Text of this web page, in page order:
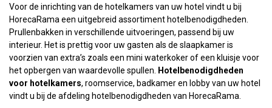
Voor de inrichting van de hotelkamers van uw hotel vindt u bij
HorecaRama een uitgebreid assortiment hotelbenodigdheden.
Prullenbakken in verschillende uitvoeringen, passend bij uw
interieur. Het is prettig voor uw gasten als de slaapkamer is
voorzien van extra’s zoals een mini waterkoker of een kluisje voor
het opbergen van waardevolle spullen.
Hotelbenodigdheden
voor hotelkamers, roomservice, badkamer en lobby van uw hotel
vindt u bij de afdeling hotelbenodigdheden van HorecaRama.